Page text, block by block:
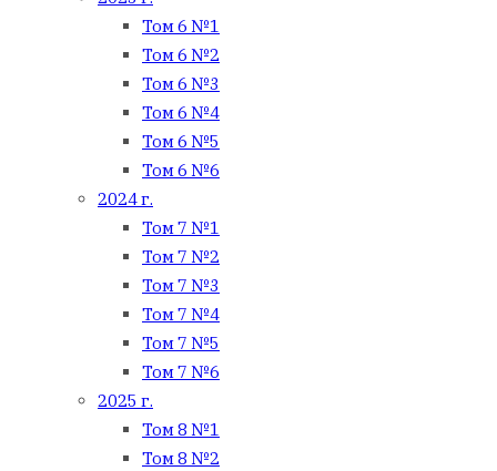
Том 6 №1
Том 6 №2
Том 6 №3
Том 6 №4
Том 6 №5
Том 6 №6
2024 г.
Том 7 №1
Том 7 №2
Том 7 №3
Том 7 №4
Том 7 №5
Том 7 №6
2025 г.
Том 8 №1
Том 8 №2